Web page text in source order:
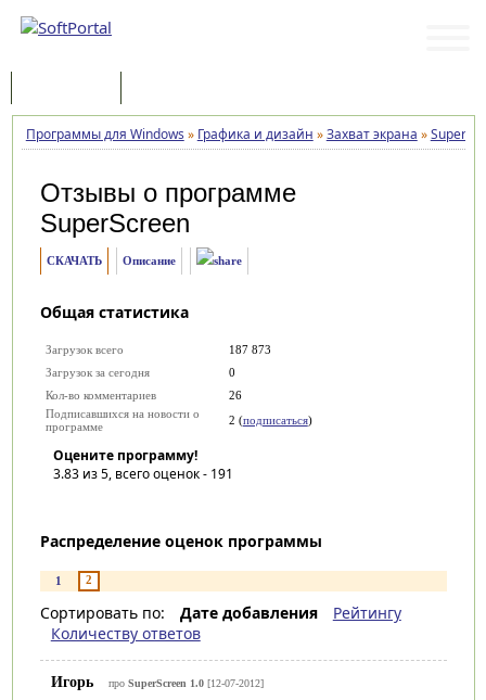
Программы для Windows » Графика и дизайн »Захват экрана »
Отзывы о программе
SuperScreen
СКАЧАТЬ Описание
Общая статистика
Загрузок всего
187 873
Загрузок за сегодня
0
Кол-во комментариев
26
Подписавшихся на новости о
программе
2 (подписаться)
Оцените программу!
3.83из 5, всего оценок - 191
Распределение оценок программы
1 2
Сортировать по: Дате добавления
Рейтингу
Количеству ответов
Игорь про SuperScreen 1.0[12-07-2012]